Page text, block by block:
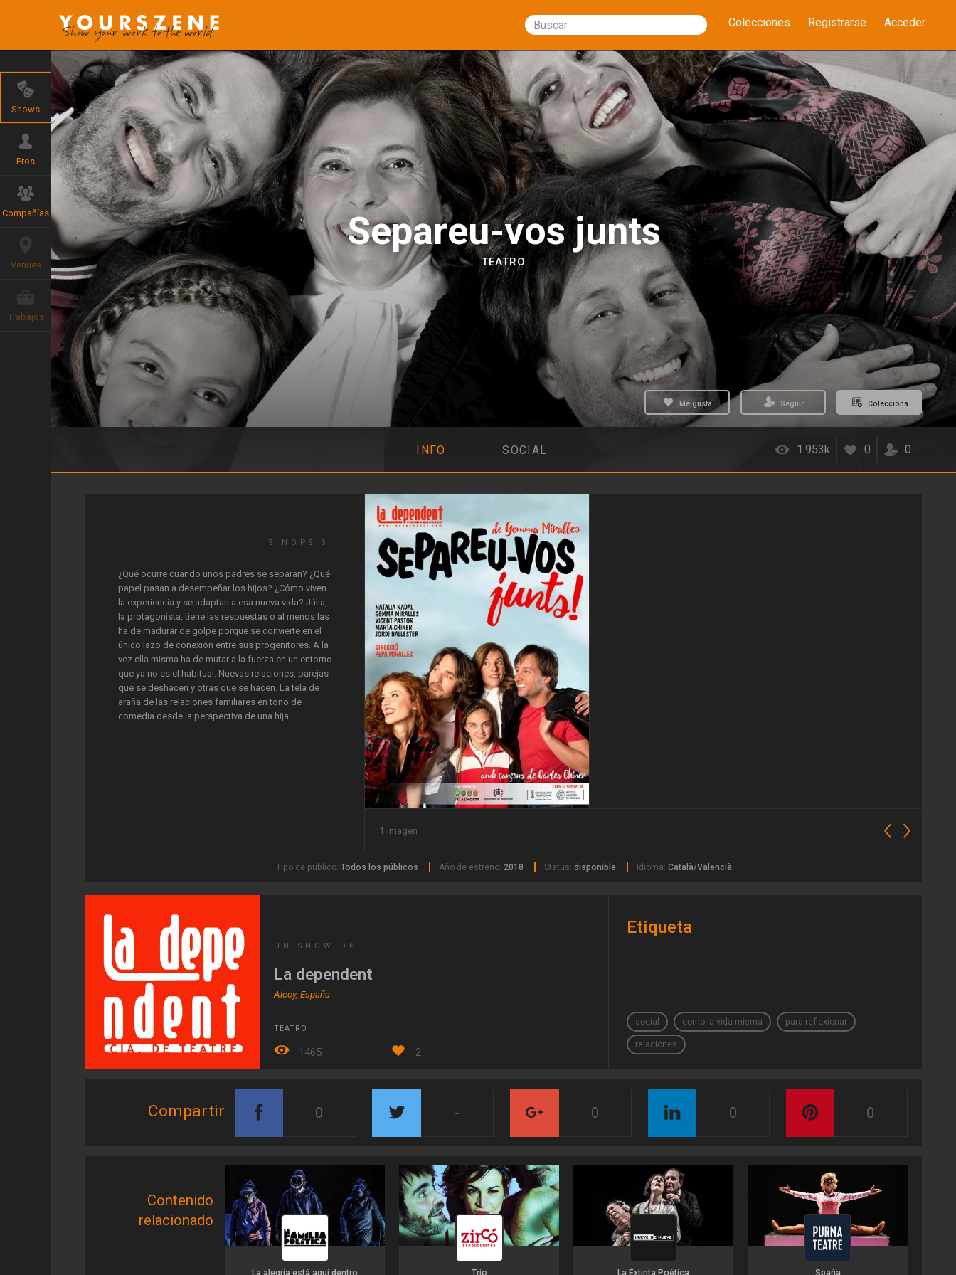
Buscar Colecciones Registrarse Acceder
Shows
Pros
Compañías
Venues
Trabajos
Separeu-vos junts
TEATRO
Me gusta Seguir Colecciona
INFO SOCIAL 1.953k 0 0
SINOPSIS
¿Qué ocurre cuando unos padres se separan? ¿Qué
papel pasan a desempeñar los hijos? ¿Cómo viven
la experiencia y se adaptan a esa nueva vida? Júlia,
la protagonista, tiene las respuestas o al menos las
ha de madurar de golpe porque se convierte en el
único lazo de conexión entre sus progenitores. A la
vez ella misma ha de mutar a la fuerza en un entorno
que ya no es el habitual. Nuevas relaciones, parejas
que se deshacen y otras que se hacen. La tela de
araña de las relaciones familiares en tono de
comedia desde la perspectiva de una hija.
1 imagen
Tipo de publico: Todos los públicos Año de estreno: 2018 Status: disponible Idioma: Català/Valencià
UN SHOW DE
La dependent
Alcoy, España
TEATRO
1465 2
Etiqueta
social como la vida misma para reflexionar
relaciones
Compartir 0 - 0 0 0
Contenido
relacionado
La alegría está aquí dentro Trio La Extinta Poética Spaña